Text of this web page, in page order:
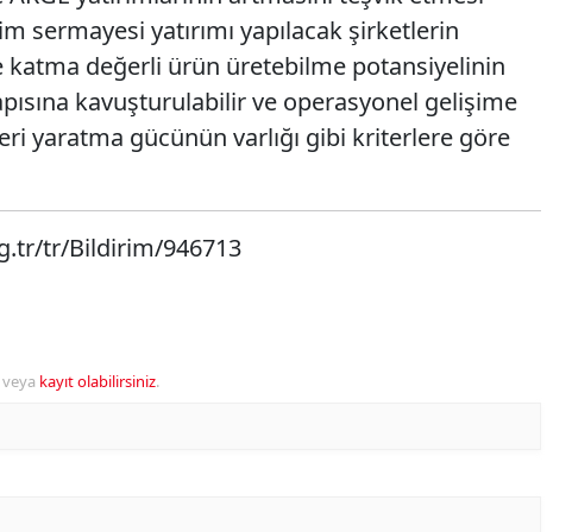
sermayesi yatırımı yapılacak şirketlerin
değerli ürün üretebilme potansiyelinin
kavuşturulabilir ve operasyonel gelişime
yaratma gücünün varlığı gibi kriterlere göre
tr/Bildirim/946713
veya kayıt olabilirsiniz.